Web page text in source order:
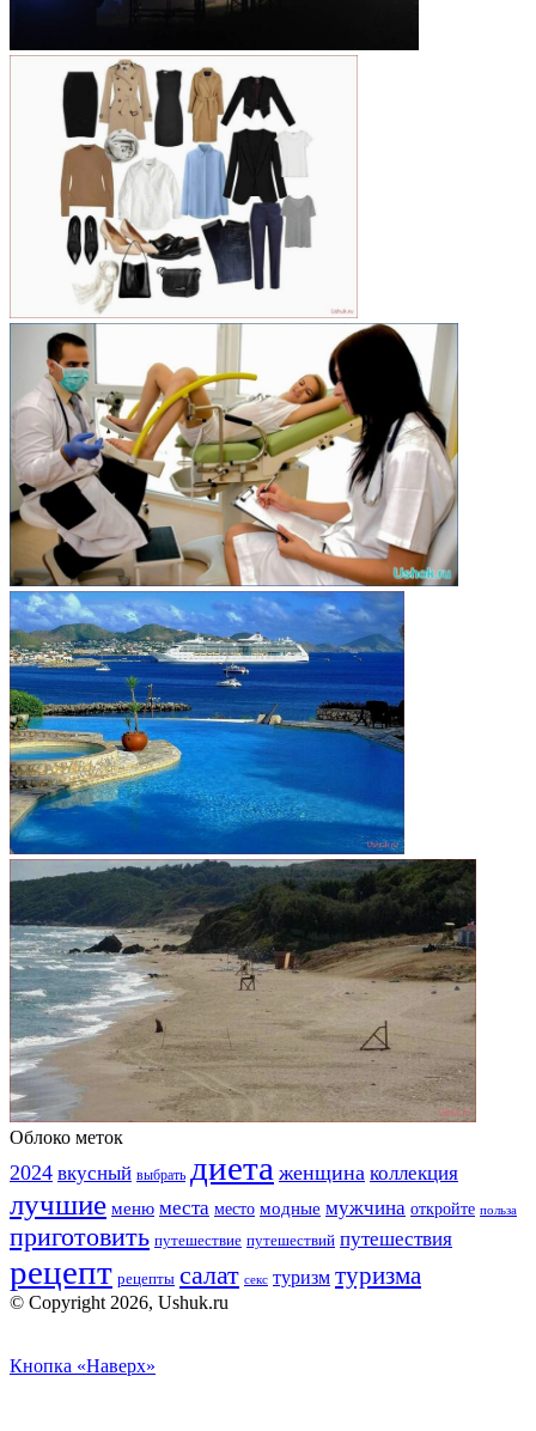
Облоко меток
2024 вкусный выбрать диета женщина коллекция
лучшие меню места место модные мужчина откройте польза
приготовить путешествие путешествий путешествия
рецепт рецепты салат секс туризм туризма
© Copyright 2026, Ushuk.ru
Кнопка «Наверх»